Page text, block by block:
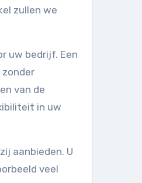
zullen we
uw bedrijf. Een
van de
in uw
aanbieden. U
veel